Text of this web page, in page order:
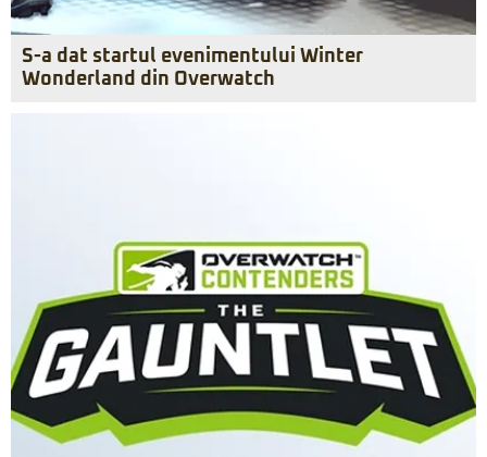
S-a dat startul evenimentului Winter
Wonderland din Overwatch